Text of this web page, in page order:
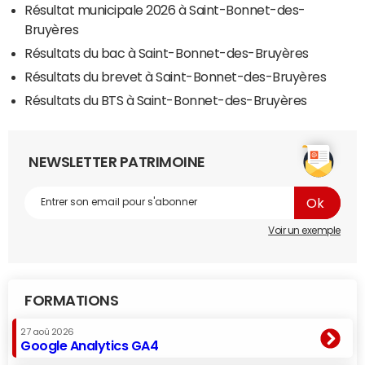
Résultat municipale 2026 à Saint-Bonnet-des-
Bruyères
Résultats du bac à Saint-Bonnet-des-Bruyères
Résultats du brevet à Saint-Bonnet-des-Bruyères
Résultats du BTS à Saint-Bonnet-des-Bruyères
NEWSLETTER PATRIMOINE
Voir un exemple
FORMATIONS
27 aoû 2026
Google Analytics GA4